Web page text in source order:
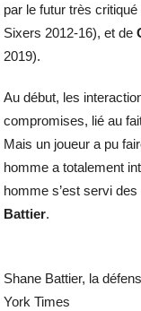
par le futur très critiqué
Sixers 2012-16), et de
2019).
Au début, les
compromises, lié au
Mais un joueur a pu
homme a totalement
homme s’est servi
Battier.
Shane Battier, la
York Times